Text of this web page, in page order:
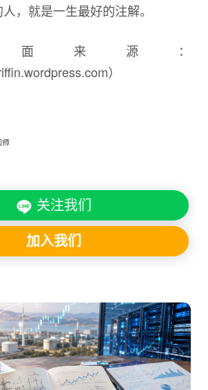
，就是一生最好的注解。
面来源：
）
师
关注我们
加入我们